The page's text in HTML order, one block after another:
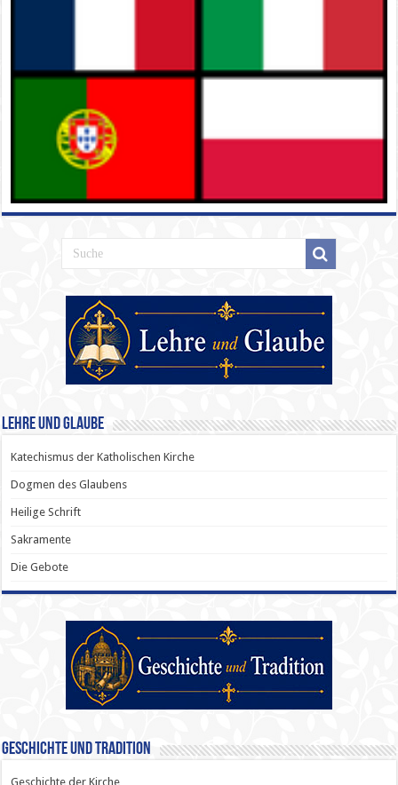
Lehre und Glaube
Katechismus der Katholischen Kirche
Dogmen des Glaubens
Heilige Schrift
Sakramente
Die Gebote
Geschichte und Tradition
Geschichte der Kirche